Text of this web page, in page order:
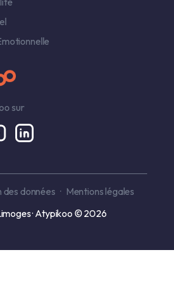
sur
données
Mentions légales
· Atypikoo © 2026